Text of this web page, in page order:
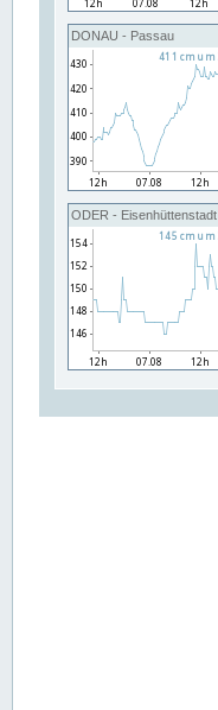
DONAU - Passau
ODER - Eisenhüttenstadt